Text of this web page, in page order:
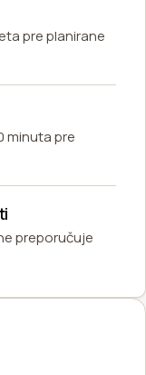
pre planirane
minuta pre
preporučuje